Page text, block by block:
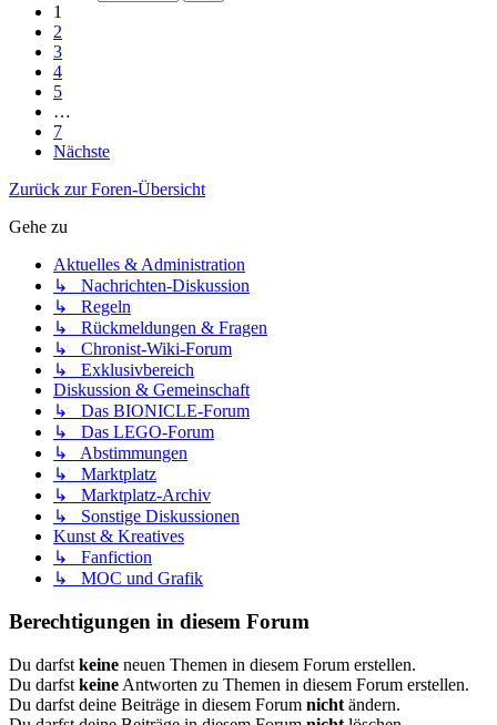
1
2
3
4
5
…
7
Nächste
Zurück zur Foren-Übersicht
Gehe zu
Aktuelles & Administration
↳ Nachrichten-Diskussion
↳ Regeln
↳ Rückmeldungen & Fragen
↳ Chronist-Wiki-Forum
↳ Exklusivbereich
Diskussion & Gemeinschaft
↳ Das BIONICLE-Forum
↳ Das LEGO-Forum
↳ Abstimmungen
↳ Marktplatz
↳ Marktplatz-Archiv
↳ Sonstige Diskussionen
Kunst & Kreatives
↳ Fanfiction
↳ MOC und Grafik
Berechtigungen in diesem Forum
Du darfst keine neuen Themen in diesem Forum erstellen.
Du darfst keine Antworten zu Themen in diesem Forum erstellen.
Du darfst deine Beiträge in diesem Forum nicht ändern.